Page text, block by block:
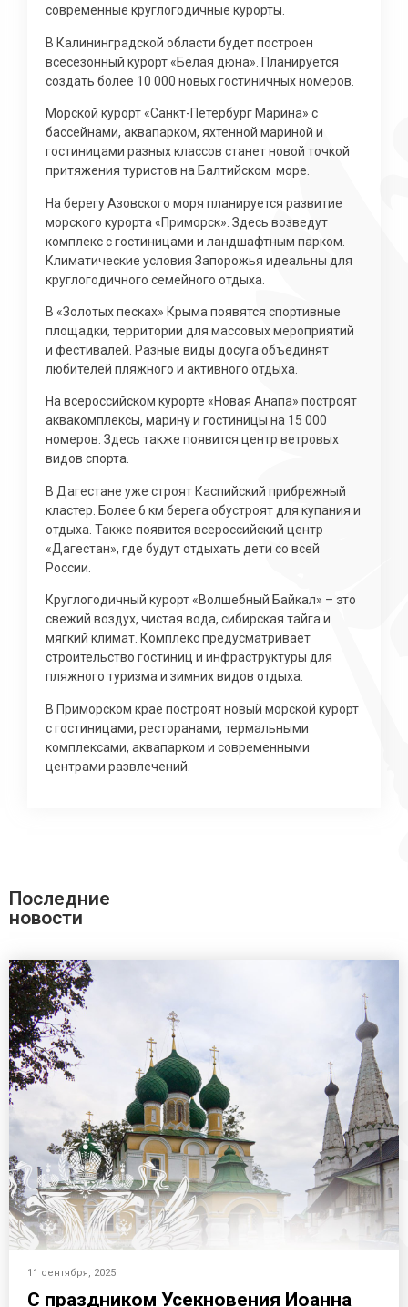
современные круглогодичные курорты.
В Калининградской области будет построен
всесезонный курорт «Белая дюна». Планируется
создать более 10 000 новых гостиничных номеров.
Морской курорт «Санкт-Петербург Марина» с
бассейнами, аквапарком, яхтенной мариной и
гостиницами разных классов станет новой точкой
притяжения туристов на Балтийском море.
На берегу Азовского моря планируется развитие
морского курорта «Приморск». Здесь возведут
комплекс с гостиницами и ландшафтным парком.
Климатические условия Запорожья идеальны для
круглогодичного семейного отдыха.
В «Золотых песках» Крыма появятся спортивные
площадки, территории для массовых мероприятий
и фестивалей. Разные виды досуга объединят
любителей пляжного и активного отдыха.
На всероссийском курорте «Новая Анапа» построят
аквакомплексы, марину и гостиницы на 15 000
номеров. Здесь также появится центр ветровых
видов спорта.
В Дагестане уже строят Каспийский прибрежный
кластер. Более 6 км берега обустроят для купания и
отдыха. Также появится всероссийский центр
«Дагестан», где будут отдыхать дети со всей
России.
Круглогодичный курорт «Волшебный Байкал» – это
свежий воздух, чистая вода, сибирская тайга и
мягкий климат. Комплекс предусматривает
строительство гостиниц и инфраструктуры для
пляжного туризма и зимних видов отдыха.
В Приморском крае построят новый морской курорт
с гостиницами, ресторанами, термальными
комплексами, аквапарком и современными
центрами развлечений.
Последние
новости
11 сентября, 2025
С праздником Усекновения Иоанна